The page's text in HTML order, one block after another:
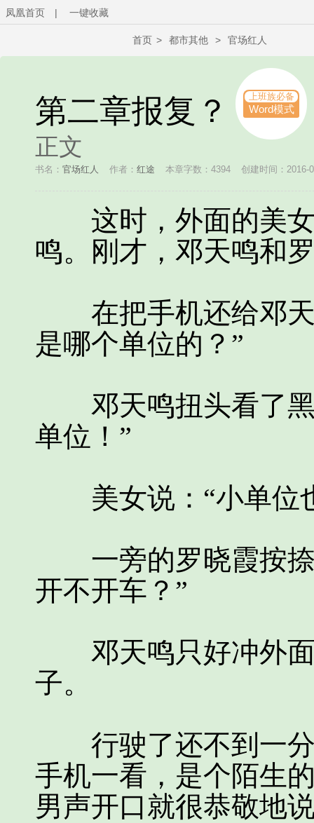
凤凰首页 | 一键收藏
首页 > 都市其他 > 官场红人
第二章报复？ 上班族必备
Word模式
正文
书名： 官场红人 作者： 红途 本章字数：4394 创建时间：2016-
这时，外面的美女
鸣。刚才，邓天鸣和
在把手机还给邓天
是哪个单位的？”
邓天鸣扭头看了黑
单位！”
美女说：“小单位
一旁的罗晓霞按捺
开不开车？”
邓天鸣只好冲外面
子。
行驶了还不到一分
手机一看，是个陌生
男声开口就很恭敬地